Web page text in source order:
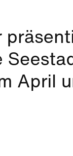
April